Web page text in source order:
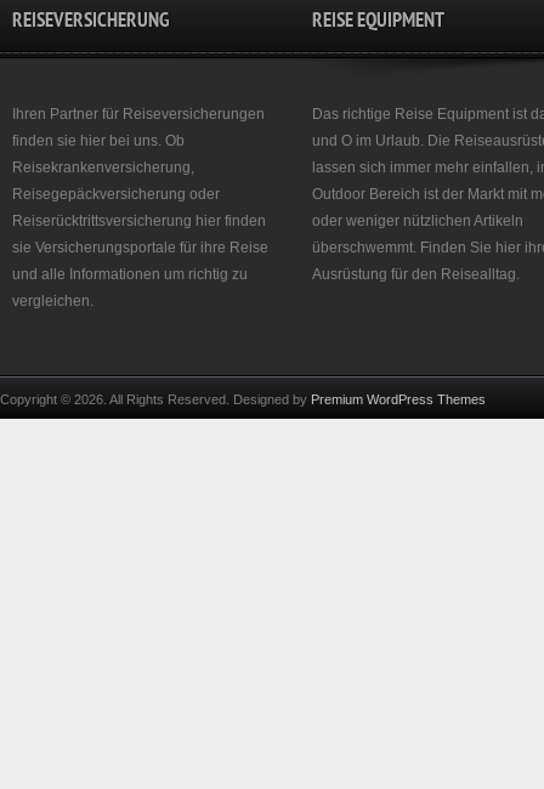
REISEVERSICHERUNG
Ihren Partner für Reiseversicherungen
finden sie hier bei uns. Ob
Reisekrankenversicherung,
Reisegepäckversicherung oder
Reiserücktrittsversicherung hier finden
sie Versicherungsportale für ihre Reise
und alle Informationen um richtig zu
vergleichen.
REISE EQUIPMENT
Das richtige Reise Equipment ist
und O im Urlaub. Die
lassen sich immer mehr einfallen,
Outdoor Bereich ist der Markt mit
oder weniger nützlichen Artikeln
überschwemmt. Finden Sie hier
Ausrüstung für den Reisealltag.
Copyright © 2026. All Rights Reserved. Designed by Premium WordPress Themes